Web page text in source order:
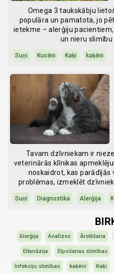
Omega 3 taukskābju
populāra un pamatota, jo
ietekme – alerģiju
un nieru slimību
Suņi Kucēni Kaķi kaķēni
Tavam dzīvniekam ir
veterinārās klīnikas
noskaidrot, kas parādījās
problēmas, izmeklēt
Suņi Diagnostika Alerģija
Alerģija Analīzes Ārstēšana
Eitanāzija Elpošanas slimības
Infekciju slimības kaķēni Kaķi